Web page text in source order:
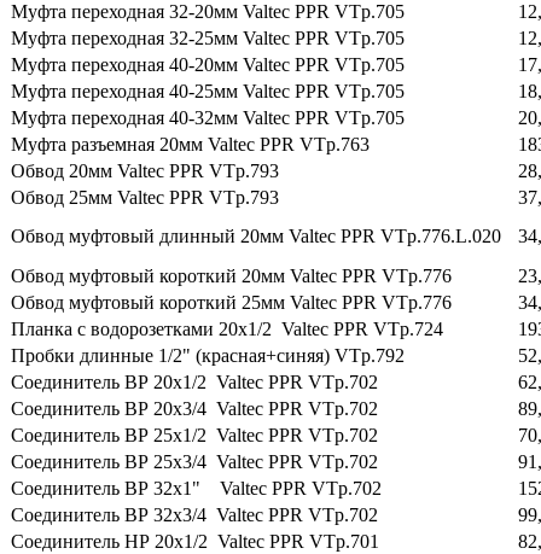
Муфта переходная 32-20мм Valtec PPR VTp.705
Муфта переходная 32-25мм Valtec PPR VTp.705
Муфта переходная 40-20мм Valtec PPR VTp.705
Муфта переходная 40-25мм Valtec PPR VTp.705
Муфта переходная 40-32мм Valtec PPR VTp.705
Муфта разъемная 20мм Valtec PPR VTp.763
Обвод 20мм Valtec PPR VTp.793
Обвод 25мм Valtec PPR VTp.793
Обвод муфтовый длинный 20мм Valtec PPR VTp.776.L.020
Обвод муфтовый короткий 20мм Valtec PPR VTp.776
Обвод муфтовый короткий 25мм Valtec PPR VTp.776
Планка с водорозетками 20х1/2 Valtec PPR VTp.724
Пробки длинные 1/2" (красная+синяя) VTp.792
Соединитель ВР 20х1/2 Valtec PPR VTp.702
Соединитель ВР 20х3/4 Valtec PPR VTp.702
Соединитель ВР 25х1/2 Valtec PPR VTp.702
Соединитель ВР 25х3/4 Valtec PPR VTp.702
Соединитель ВР 32х1" Valtec PPR VTp.702
Соединитель ВР 32х3/4 Valtec PPR VTp.702
Соединитель НР 20х1/2 Valtec PPR VTp.701